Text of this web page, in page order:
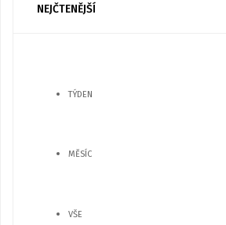
NEJČTENĚJŠÍ
TÝDEN
MĚSÍC
VŠE